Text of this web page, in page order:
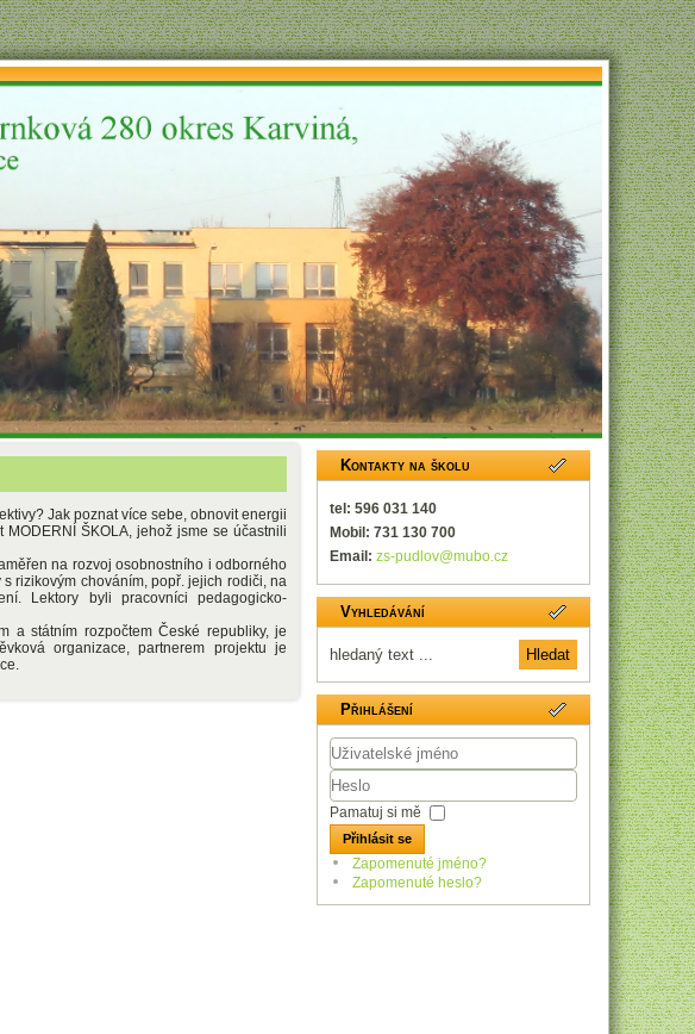
Jak poznat více sebe, obnovit energii
ŠKOLA, jehož jsme se účastnili
na rozvoj osobnostního i odborného
rizikovým chováním, popř. jejich rodiči, na
Lektory byli pracovníci pedagogicko-
a státním rozpočtem České republiky, je
organizace, partnerem projektu je
Kontakty na školu
tel: 596 031 140
Mobil: 731 130 700
Email: zs-pudlov@mubo.cz
Vyhledávání
Přihlášení
Uživatelské
jméno
Heslo
Pamatuj si mě
Přihlásit se
Zapomenuté jméno?
Zapomenuté heslo?